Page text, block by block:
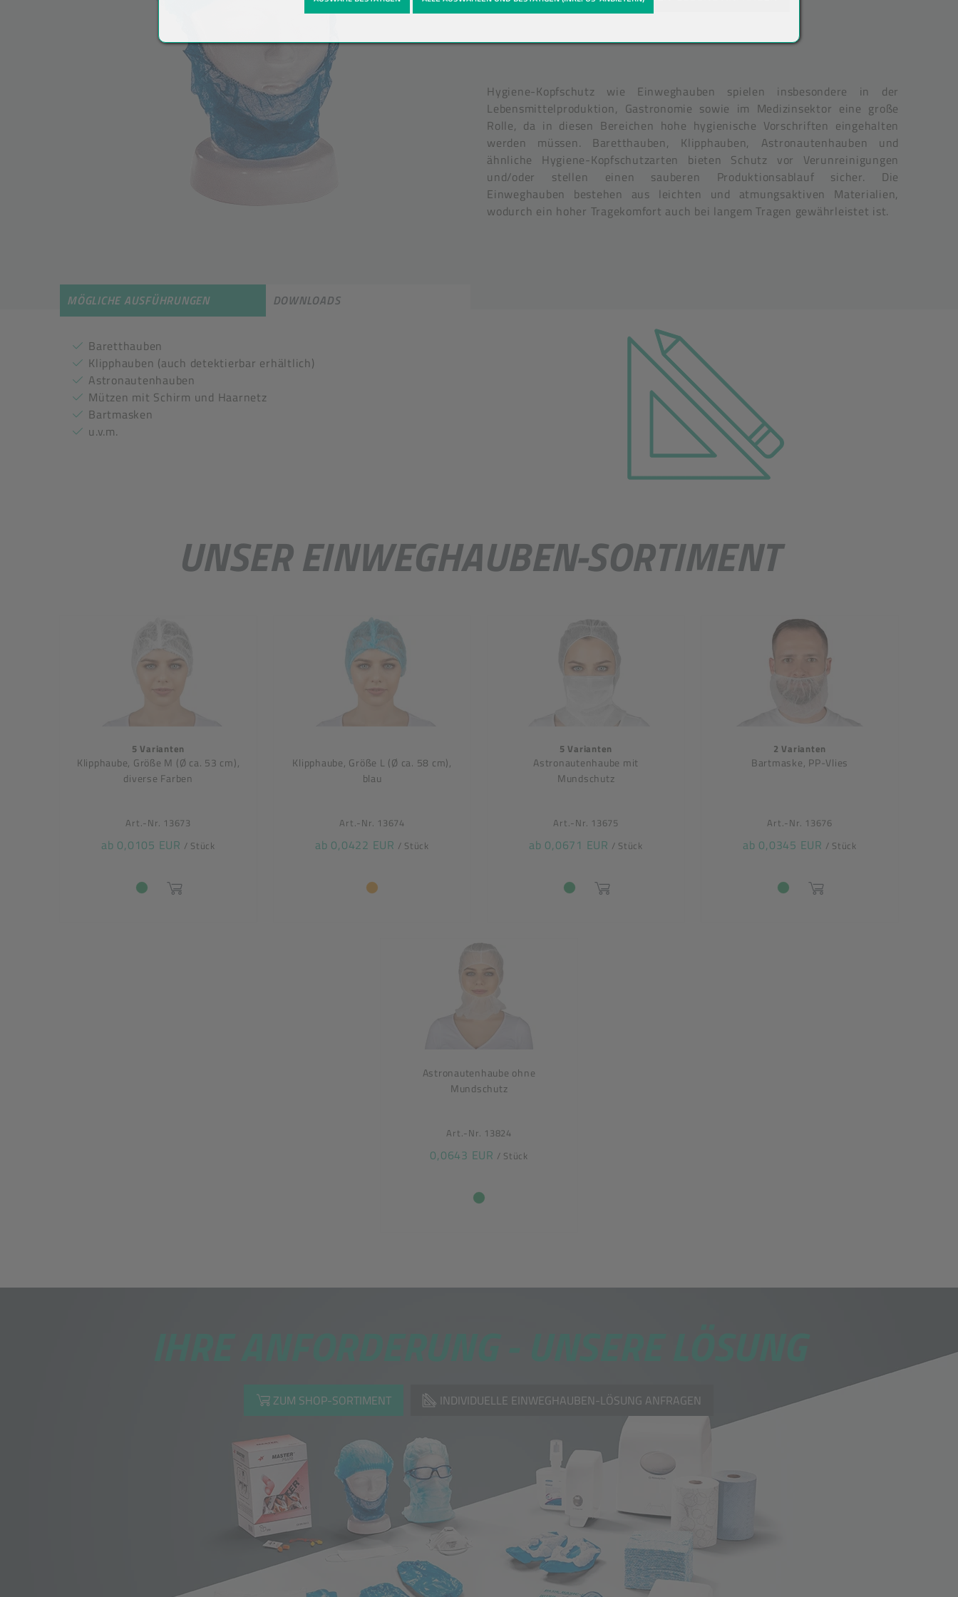
Hygiene-Kopfschutz wie Einweghauben spielen insbesondere in der
Lebensmittelproduktion, Gastronomie sowie im Medizinsektor eine große
Rolle, da in diesen Bereichen hohe hygienische Vorschriften eingehalten
werden müssen. Baretthauben, Klipphauben, Astronautenhauben und
ähnliche Hygiene-Kopfschutzarten bieten Schutz vor Verunreinigungen
und/oder stellen einen sauberen Produktionsablauf sicher. Die
Einweghauben bestehen aus leichten und atmungsaktiven Materialien,
wodurch ein hoher Tragekomfort auch bei langem Tragen gewährleistet ist.
MÖGLICHE AUSFÜHRUNGEN DOWNLOADS
Baretthauben
Klipphauben (auch detektierbar erhältlich)
Astronautenhauben
Mützen mit Schirm und Haarnetz
Bartmasken
u.v.m.
Katalog Hygiene & Arbeitsschutz
UNSER EINWEGHAUBEN-SORTIMENT
5 Varianten
Klipphaube, Größe M (Ø ca. 53 cm),
diverse Farben
Art.-Nr. 13673
ab 0,0105 EUR / Stück
Klipphaube, Größe L (Ø ca. 58 cm),
blau
Art.-Nr. 13674
ab 0,0422 EUR / Stück
5 Varianten
Astronautenhaube mit
Mundschutz
Art.-Nr. 13675
ab 0,0671 EUR / Stück
2 Varianten
Bartmaske, PP-Vlies
Art.-Nr. 13676
ab 0,0345 EUR / Stück
Astronautenhaube ohne
Mundschutz
Art.-Nr. 13824
0,0643 EUR / Stück
ZUM SHOP-SORTIMENT INDIVIDUELLE EINWEGHAUBEN-LÖSUNG ANFRAGEN